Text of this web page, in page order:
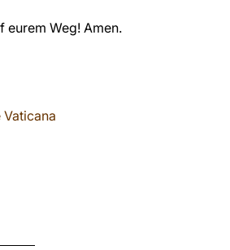
eurem Weg! Amen.